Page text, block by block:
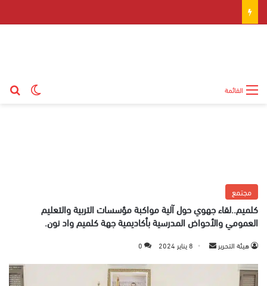
القائمة
مجتمع
كلميم..لقاء جهوي حول آلية مواكبة مؤسسات التربية والتعليم
العمومي والأحواض المدرسية بأكاديمية جهة كلميم واد نون.
هيئة التحرير 8 يناير 2024 0